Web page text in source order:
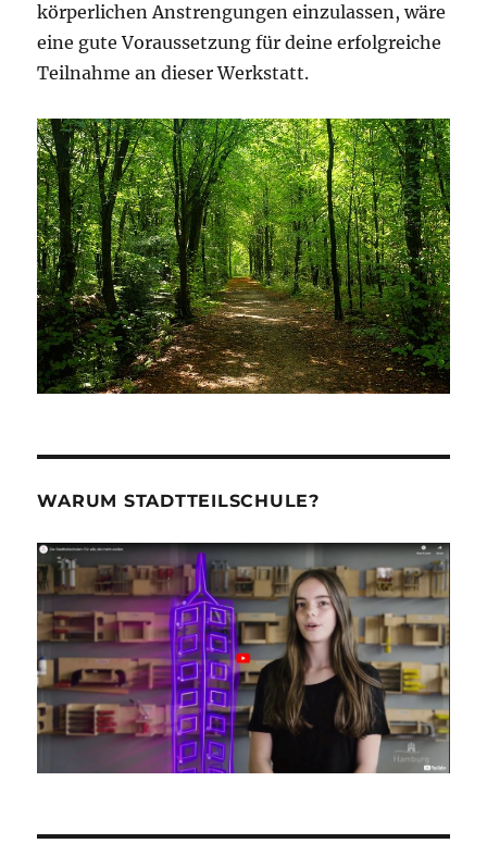
körperlichen Anstrengungen einzulassen, wäre
eine gute Voraussetzung für deine erfolgreiche
Teilnahme an dieser Werkstatt.
WARUM STADTTEILSCHULE?